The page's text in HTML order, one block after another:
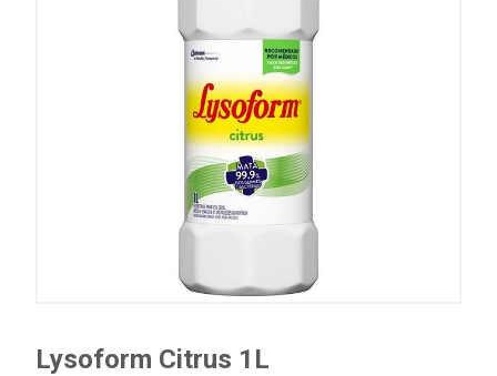
Lysoform Citrus 1L